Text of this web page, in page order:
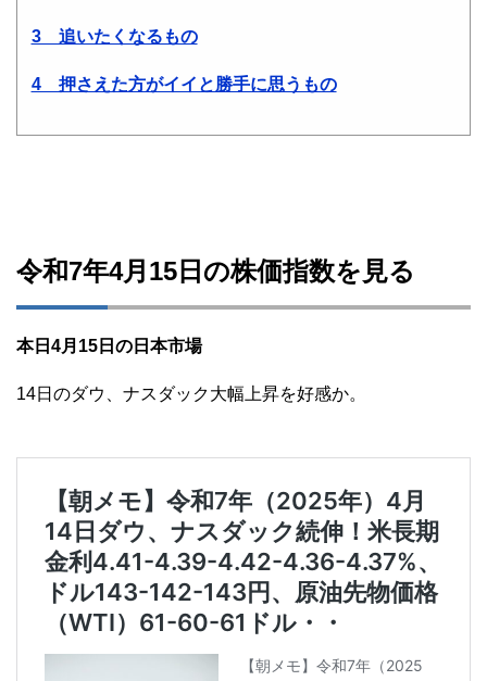
3 追いたくなるもの
4 押さえた方がイイと勝手に思うもの
令和7年4月15日の株価指数を見る
本日4月15日の日本市場
14日のダウ、ナスダック大幅上昇を好感か。